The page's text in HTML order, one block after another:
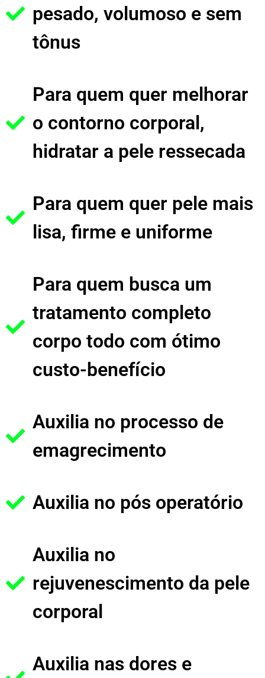
pesado, volumoso e sem
tônus
Para quem quer melhorar
o contorno corporal,
hidratar a pele ressecada
Para quem quer pele mais
lisa, firme e uniforme
Para quem busca um
tratamento completo
corpo todo com ótimo
custo-benefício
Auxilia no processo de
emagrecimento
Auxilia no pós operatório
Auxilia no
rejuvenescimento da pele
corporal
Auxilia nas dores e